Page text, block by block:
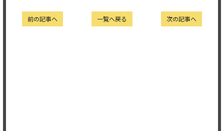
次の記事へ
一覧へ戻る
前の記事へ